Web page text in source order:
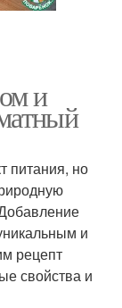
и
питания, но
и
рецепт
свойства и